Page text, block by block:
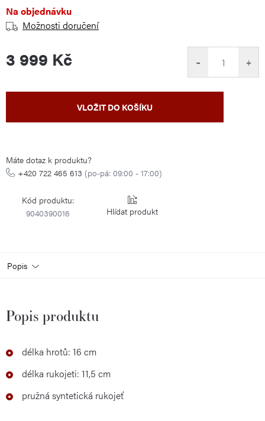
Na objednávku
Možnosti doručení
3 999 Kč +
−
VLOŽIT DO KOŠÍKU
Máte dotaz k produktu?
+420 722 465 613 (po-pá: 09:00 - 17:00)
Kód produktu:
9040390016
Hlídat
Popis
Popis produktu
délka hrotů: 16 cm
délka rukojeti: 11,5 cm
pružná syntetická rukojeť